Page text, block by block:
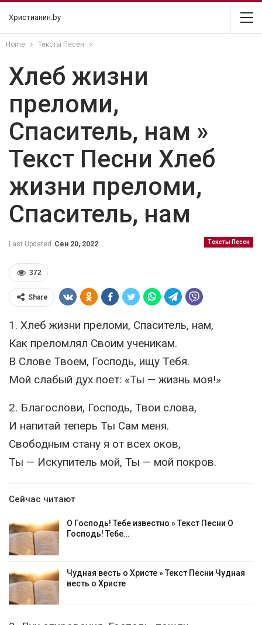
Христианин.by
Home Тексты Песен
Хлеб жизни
преломи,
Спаситель, нам »
Текст Песни Хлеб
жизни преломи,
Спаситель, нам
Тексты Песен
Last Updated Сен 20, 2022
372
Share
1. Хлеб жизни преломи, Спаситель, нам,
Как преломлял Своим ученикам.
В Слове Твоем, Господь, ищу Тебя.
Мой слабый дух поет: «Ты — жизнь моя!»
2. Благослови, Господь, Твои слова,
И напитай теперь Ты Сам меня.
Свободным стану я от всех оков,
Ты — Искупитель мой, Ты — мой покров.
Сейчас читают
О Господь! Тебе известно » Текст Песни О
Господь! Тебе…
Чудная весть о Христе » Текст Песни Чудная
весть о Христе